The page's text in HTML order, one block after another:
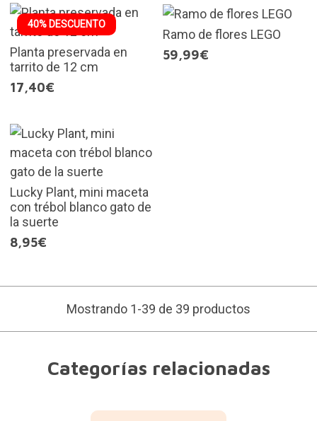
40% DESCUENTO
Planta preservada en
tarrito de 12 cm
17,40€
Ramo de flores LEGO
59,99€
Lucky Plant, mini maceta
con trébol blanco gato de
la suerte
8,95€
Mostrando 1-39 de 39 productos
Categorías relacionadas